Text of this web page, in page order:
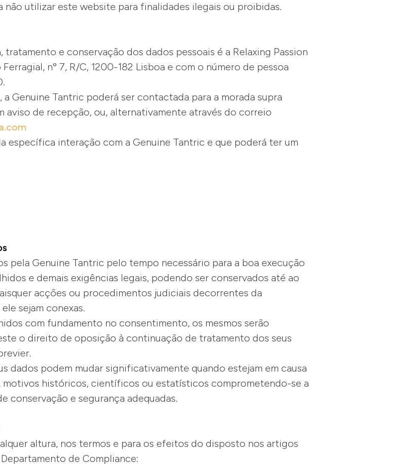
não utilizar este website para finalidades ilegais ou proibidas.
e conservação dos dados pessoais é a Relaxing Passion
nº 7, R/C, 1200-182 Lisboa e com o número de pessoa
Genuine Tantric poderá ser contactada para a morada supra
de recepção, ou, alternativamente através do correio
específica interação com a Genuine Tantric e que poderá ter um
pela Genuine Tantric pelo tempo necessário para a boa execução
e demais exigências legais, podendo ser conservados até ao
acções ou procedimentos judiciais decorrentes da
sejam conexas.
com fundamento no consentimento, os mesmos serão
o direito de oposição à continuação de tratamento dos seus
dados podem mudar significativamente quando estejam em causa
históricos, científicos ou estatísticos comprometendo-se a
conservação e segurança adequadas.
altura, nos termos e para os efeitos do disposto nos artigos
Departamento de Compliance: